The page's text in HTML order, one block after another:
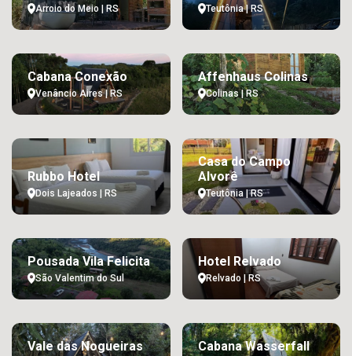
Arroio do Meio | RS Teutônia | RS
Cabana Conexão
Venâncio Aires | RS
Affenhaus Colinas
Colinas | RS
Rubbo Hotel
Dois Lajeados | RS
Casa do Campo
Alvorê
Teutônia | RS
Pousada Vila Felicita
São Valentim do Sul
Hotel Relvado
Relvado | RS
Vale das Nogueiras Cabana Wasserfall